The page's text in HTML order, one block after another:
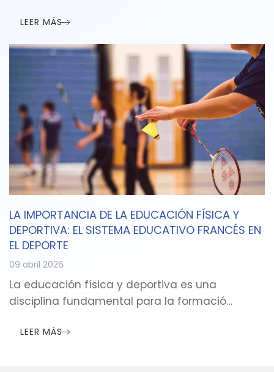
LEER MÁS
LA IMPORTANCIA DE LA EDUCACIÓN FÍSICA Y
DEPORTIVA: EL SISTEMA EDUCATIVO FRANCÉS EN
EL DEPORTE
09 abril 2026
La educación física y deportiva es una
disciplina fundamental para la formació…
LEER MÁS